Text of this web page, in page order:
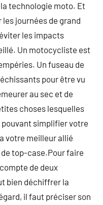
technologie moto. Et
les journées de grand
les impacts
Un motocycliste est
Un fuseau de
pour être vu
au sec et de
choses lesquelles
pouvant simplifier votre
votre meilleur allié
de top-case.Pour faire
de deux
bien déchiffrer la
il faut préciser son